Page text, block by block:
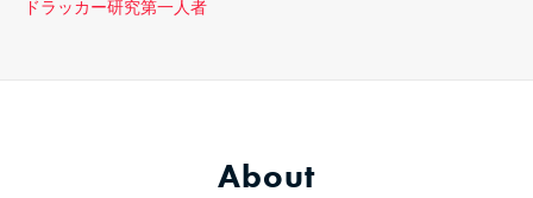
ドラッカー研究第一人者
About